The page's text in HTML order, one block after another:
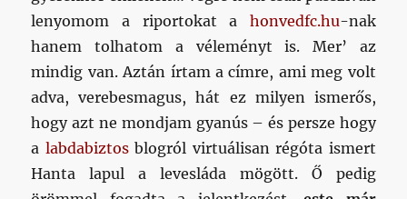
lenyomom a riportokat a honvedfc.hu-nak
hanem tolhatom a véleményt is. Mer’ az
mindig van. Aztán írtam a címre, ami meg volt
adva, verebesmagus, hát ez milyen ismerős,
hogy azt ne mondjam gyanús – és persze hogy
a labdabiztosblogról virtuálisan régóta ismert
Hanta lapul a levesláda mögött. Ő pedig